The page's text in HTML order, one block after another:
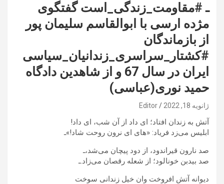
ـ #مقاومت_زندگی_است گفتگوی
مژده ارسی با ابوالقاسم سلیمان پور
از بازماندگان
#کشتار_سراسری_زندانیان_سیاسی
ایران در سال 67 و از شاهدین دادگاه
حمید نوری(عباسی)
ژانویه 18, 2022 Editor
آتش به زندان افتاد؛ ای داد از آن شب، ای داد!
ابلیس می‌زد فریاد: «های‌ ای نرون روحت شاد!»ـ
صد نارون قیراندود، از دود پیچان می‌شد،ـ
صد بیدبن خونالود؛ از شعله رقصان می‌زاد.ـ
دیوانه آتش افروخت وان خیل زندانی سوخت